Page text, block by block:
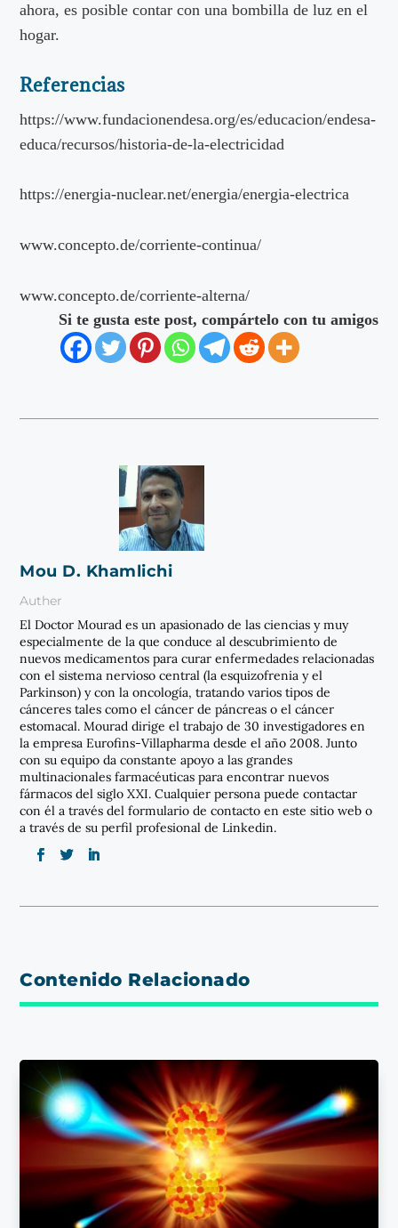
ahora, es posible contar con una bombilla de luz en el
hogar.
Referencias
https://www.fundacionendesa.org/es/educacion/endesa-
educa/recursos/historia-de-la-electricidad
https://energia-nuclear.net/energia/energia-electrica
www.concepto.de/corriente-continua/
www.concepto.de/corriente-alterna/
Si te gusta este post, compártelo con tu amigos
Mou D. Khamlichi
Auther
El Doctor Mourad es un apasionado de las ciencias y muy
especialmente de la que conduce al descubrimiento de
nuevos medicamentos para curar enfermedades relacionadas
con el sistema nervioso central (la esquizofrenia y el
Parkinson) y con la oncología, tratando varios tipos de
cánceres tales como el cáncer de páncreas o el cáncer
estomacal. Mourad dirige el trabajo de 30 investigadores en
la empresa Eurofins-Villapharma desde el año 2008. Junto
con su equipo da constante apoyo a las grandes
multinacionales farmacéuticas para encontrar nuevos
fármacos del siglo XXI. Cualquier persona puede contactar
con él a través del formulario de contacto en este sitio web o
a través de su perfil profesional de Linkedin.
Contenido Relacionado